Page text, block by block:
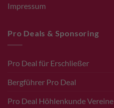
Impressum
Pro Deals & Sponsoring
Pro Deal für Erschließer
Bergführer Pro Deal
Pro Deal Höhlenkunde Vereine